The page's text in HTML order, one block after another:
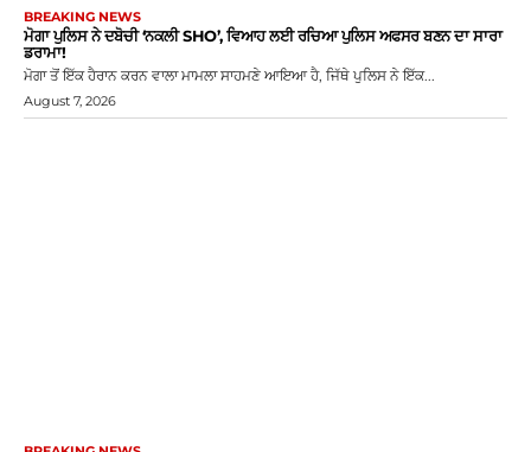
BREAKING NEWS
ਮੋਗਾ ਪੁਲਿਸ ਨੇ ਦਬੋਚੀ ‘ਨਕਲੀ SHO’, ਵਿਆਹ ਲਈ ਰਚਿਆ ਪੁਲਿਸ ਅਫਸਰ ਬਣਨ ਦਾ ਸਾਰਾ
ਡਰਾਮਾ!
ਮੋਗਾ ਤੋਂ ਇੱਕ ਹੈਰਾਨ ਕਰਨ ਵਾਲਾ ਮਾਮਲਾ ਸਾਹਮਣੇ ਆਇਆ ਹੈ, ਜਿੱਥੇ ਪੁਲਿਸ ਨੇ ਇੱਕ...
August 7, 2026